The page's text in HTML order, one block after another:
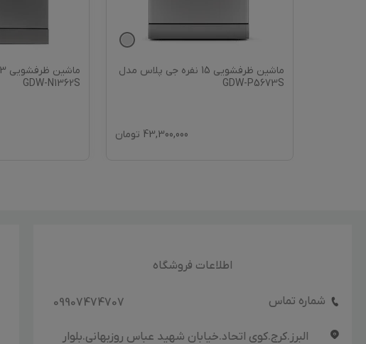
ماشین ظرفشویی 15 نفره جی پلاس مدل
GDW-P5673S
43,300,000 تومان
GDW-N1362S
اطلاعات فروشگاه
شماره تماس 09907474707
البرز.کرج.کوی اتحاد.خیابان شهید عباس روزبهانی.بلوار